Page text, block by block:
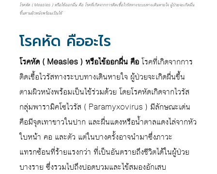
โรคหัด ( Measles ) หรือไข้ออกผื่น คือ โรคที่เกิดจากการติดเชื้อไวรัสทางระบบทางเดินหายใจ ผู้ป่วยจะเกิดผื่น
ขึ้นตามผิวหนังพร้อมเป็นไข้
โรคหัด คืออะไร
โรคหัด ( Measles ) หรือไข้ออกผื่น คือโรคที่เกิดจากการ
ติดเชื้อไวรัสทางระบบทางเดินหายใจ ผู้ป่วยจะเกิดผื่นขึ้น
ตามผิวหนังพร้อมเป็นไข้ร่วมด้วย โดยโรคหัดเกิดจากไวรัส
กลุ่มพารามิคโซไวรัส ( Paramyxovirus ) มีลักษณะเด่น
คือมีจุดเทาขาวในปาก และผื่นแดงหรือน้ำตาลแดงไล่จากหัว
ใบหน้า คอ และตัว แต่ในบางครั้งอาจนำมาซึ่งภาวะ
แทรกซ้อนที่ร้ายแรงกว่า ที่เป็นอันตรายถึงชีวิตได้ในผู้ป่วย
บางราย ซึ่งรวมไปถึงปอดบวมและไข้สมองอักเสบ